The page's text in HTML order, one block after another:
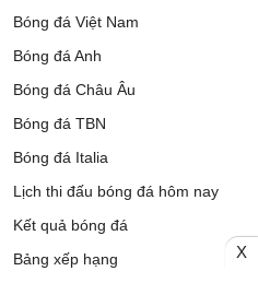
1 - 3 St. Gallen
0 - 3 FC Copenhagen
1 - 0 Gyori ETO
Gent
Bóng đá Việt Nam
Bóng đá Anh
Bóng đá Châu Âu
Bóng đá TBN
Bóng đá Italia
Lịch thi đấu bóng đá hôm nay
Kết quả bóng đá
Bảng xếp hạng
X